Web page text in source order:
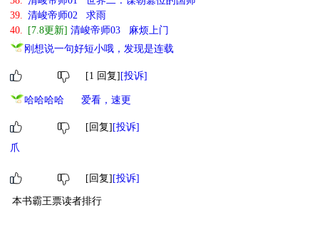
39. 清峻帝师02 求雨
40.
[7.8更新] 清峻帝师03 麻烦上门
刚想说一句好短小哦，发现是连载
[1 回复] [投诉]
哈哈哈哈 爱看，速更
[回复] [投诉]
爪
[回复] [投诉]
本书霸王票读者排行